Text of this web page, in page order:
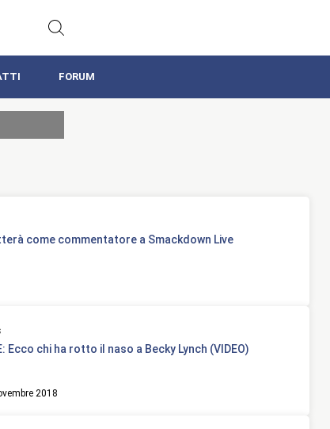
FORUM
come commentatore a Smackdown Live
Ecco chi ha rotto il naso a Becky Lynch (VIDEO)
2018